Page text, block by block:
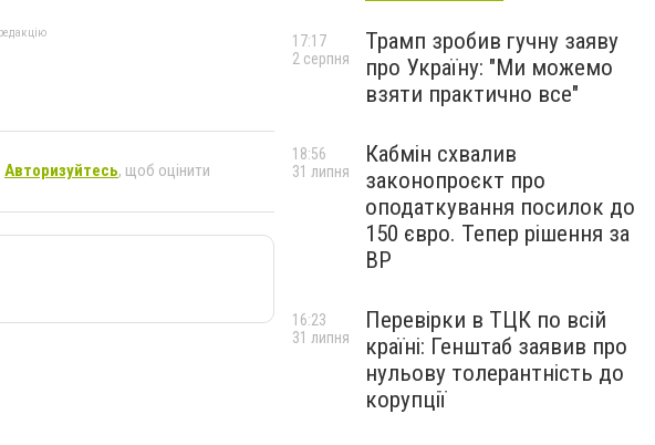
Авторизуйтесь, щоб оцінити
Трамп зробив гучну заяву
про Україну: "Ми можемо
взяти практично все"
17:17
2 серпня
Кабмін схвалив
законопроєкт про
оподаткування посилок до
150 євро. Тепер рішення за
ВР
18:56
31 липня
Перевірки в ТЦК по всій
країні: Генштаб заявив про
нульову толерантність до
корупції
16:23
31 липня